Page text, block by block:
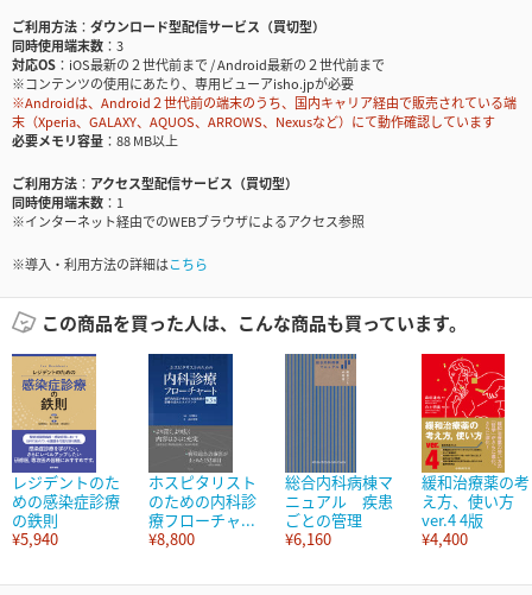
ご利用方法
ダウンロード型配信サービス（買切型）
同時使用端末数
3
対応OS
iOS最新の２世代前まで / Android最新の２世代前まで
※コンテンツの使用にあたり、専用ビューアisho.jpが必要
※Androidは、Android２世代前の端末のうち、国内キャリア経由で販売されている端
末（Xperia、GALAXY、AQUOS、ARROWS、Nexusなど）にて動作確認しています
必要メモリ容量
88 MB以上
ご利用方法
アクセス型配信サービス（買切型）
同時使用端末数
1
※インターネット経由でのWEBブラウザによるアクセス参照
※導入・利用方法の詳細はこちら
この商品を買った人は、こんな商品も買っています。
レジデントのた
めの感染症診療
の鉄則
¥5,940
ホスピタリスト
のための内科診
療フローチャ...
¥8,800
総合内科病棟マ
ニュアル 疾患
ごとの管理
¥6,160
緩和治療薬の考
え方、使い方
ver.4 4版
¥4,400